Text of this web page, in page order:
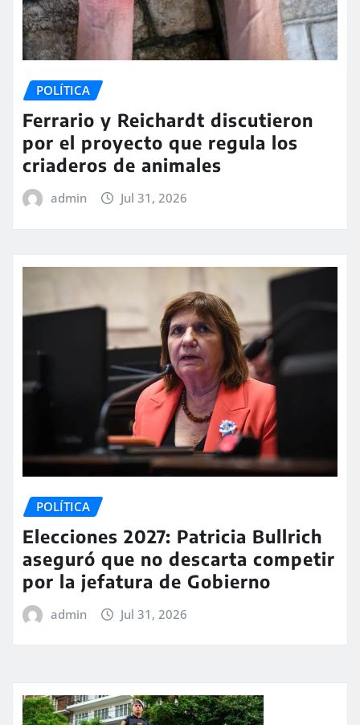
POLÍTICA
Ferrario y Reichardt discutieron
por el proyecto que regula los
criaderos de animales
admin Jul 31, 2026
POLÍTICA
Elecciones 2027: Patricia Bullrich
aseguró que no descarta competir
por la jefatura de Gobierno
admin Jul 31, 2026